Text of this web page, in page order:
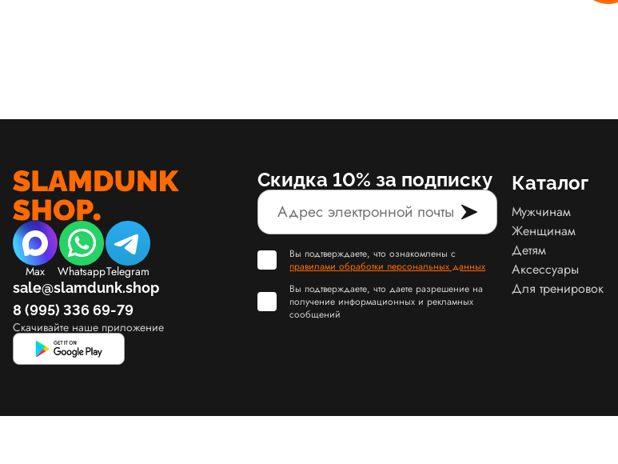
Max WhatsappTelegram
sale@slamdunk.shop
8 (995) 336 69-79
Скачивайте наше приложение
Скидка 10% за подписку
Вы подтверждаете, что ознакомлены с
правилами обработки персональных данных
Вы подтверждаете, что даете разрешение на
получение информационных и рекламных
сообщений
Каталог
Мужчинам
Женщинам
Детям
Аксессуары
Для тренировок